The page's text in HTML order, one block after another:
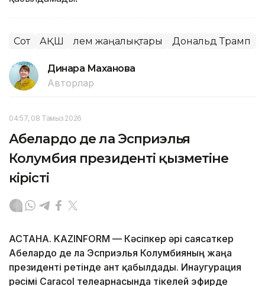
Сот АҚШ Әлем жаңалықтары Дональд Трамп
Динара Маханова
Авторлар
04:57, 08 Тамыз 2026
Абелардо де ла Эсприэлья
Колумбия президенті қызметіне
кірісті
АСТАНА. KAZINFORM — Кәсіпкер әрі саясаткер
Абелардо де ла Эсприэлья Колумбияның жаңа
президенті ретінде ант қабылдады. Инаугурация
рәсімі Caracol телеарнасында тікелей эфирде